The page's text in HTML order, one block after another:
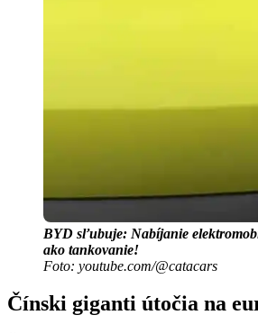
BYD sľubuje: Nabíjanie
ako tankovanie!
Foto: youtube.com/@catacars
Čínski giganti útočia na